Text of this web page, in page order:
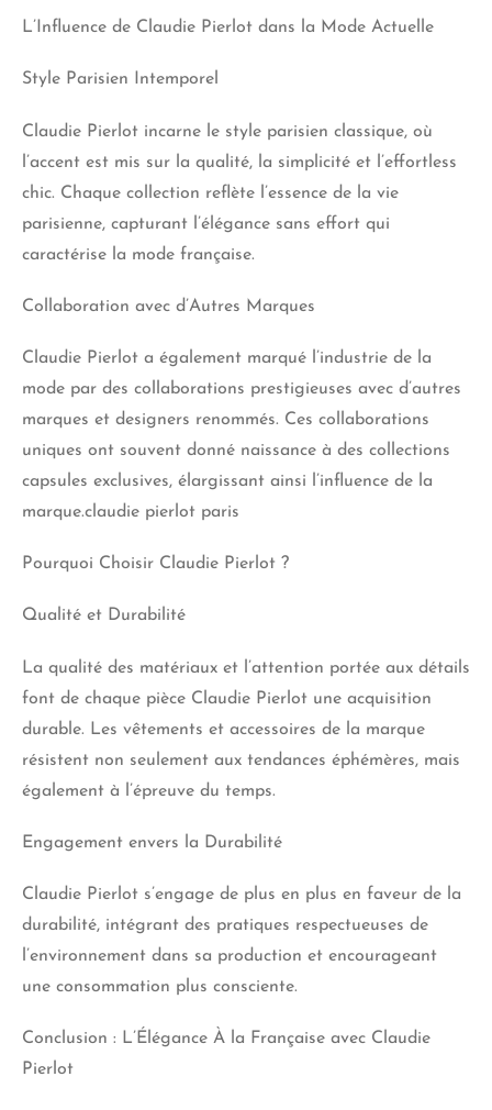
L’Influence de Claudie Pierlot dans la Mode Actuelle
Style Parisien Intemporel
Claudie Pierlot incarne le style parisien classique, où
l’accent est mis sur la qualité, la simplicité et l’effortless
chic. Chaque collection reflète l’essence de la vie
parisienne, capturant l’élégance sans effort qui
caractérise la mode française.
Collaboration avec d’Autres Marques
Claudie Pierlot a également marqué l’industrie de la
mode par des collaborations prestigieuses avec d’autres
marques et designers renommés. Ces collaborations
uniques ont souvent donné naissance à des collections
capsules exclusives, élargissant ainsi l’influence de la
marque.claudie pierlot paris
Pourquoi Choisir Claudie Pierlot ?
Qualité et Durabilité
La qualité des matériaux et l’attention portée aux détails
font de chaque pièce Claudie Pierlot une acquisition
durable. Les vêtements et accessoires de la marque
résistent non seulement aux tendances éphémères, mais
également à l’épreuve du temps.
Engagement envers la Durabilité
Claudie Pierlot s’engage de plus en plus en faveur de la
durabilité, intégrant des pratiques respectueuses de
l’environnement dans sa production et encourageant
une consommation plus consciente.
Conclusion : L’Élégance À la Française avec Claudie
Pierlot